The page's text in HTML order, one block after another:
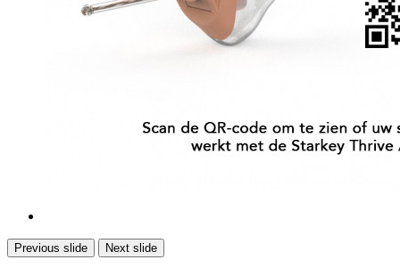
Previous slide Next slide